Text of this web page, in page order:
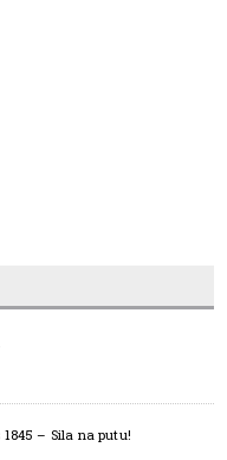
– Sila na putu!